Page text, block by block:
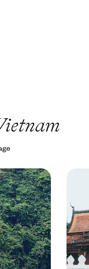
-
et
la trépidante
Tu Long, en
Pu Luong
Le
le
14